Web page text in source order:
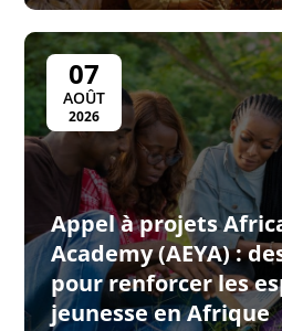
07
AOÛT
2026
Appel à projets
Academy (AEYA) :
pour renforcer les
jeunesse en Afrique